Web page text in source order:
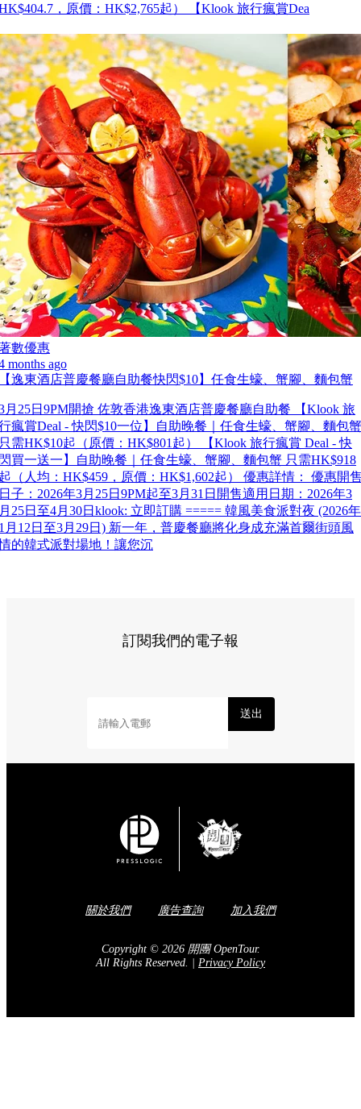
，原價：HK$2,765起） 【Klook 旅行瘋賞Dea
數優惠
months ago
逸東酒店普慶餐廳自助餐快閃$10】任食生蠔、蟹腳、麵包蟹
月25日9PM開搶 佐敦香港逸東酒店普慶餐廳自助餐 【Klook 旅
瘋賞Deal - 快閃$10一位】自助晚餐｜任食生蠔、蟹腳、麵包蟹
需HK$10起（原價：HK$801起） 【Klook 旅行瘋賞 Deal - 快
買一送一】自助晚餐｜任食生蠔、蟹腳、麵包蟹 只需HK$918
（人均：HK$459，原價：HK$1,602起） 優惠詳情： 優惠開
子：2026年3月25日9PM起至3月31日開售適用日期：2026年3
25日至4月30日klook: 立即訂購 ===== 韓風美食派對夜 (2026年
月12日至3月29日) 新一年，普慶餐廳將化身成充滿首爾街頭風
的韓式派對場地！讓您沉
訂閱我們的電子報
送出
關於我們 廣告查詢 加入我們
Copyright © 2026 開團 OpenTour.
All Rights Reserved.
Privacy Policy